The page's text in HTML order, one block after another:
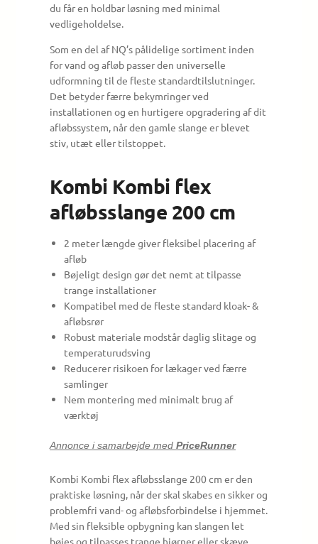
du får en holdbar løsning med minimal
vedligeholdelse.
Som en del af NQ’s pålidelige sortiment inden
for vand og afløb passer den universelle
udformning til de fleste standardtilslutninger.
Det betyder færre bekymringer ved
installationen og en hurtigere opgradering af dit
afløbssystem, når den gamle slange er blevet
stiv, utæt eller tilstoppet.
Kombi Kombi flex
afløbsslange 200 cm
2 meter længde giver fleksibel placering af
afløb
Bøjeligt design gør det nemt at tilpasse
trange installationer
Kompatibel med de fleste standard kloak- &
afløbsrør
Robust materiale modstår daglig slitage og
temperaturudsving
Reducerer risikoen for lækager ved færre
samlinger
Nem montering med minimalt brug af
værktøj
Annonce i samarbejde med PriceRunner
Kombi Kombi flex afløbsslange 200 cm er den
praktiske løsning, når der skal skabes en sikker og
problemfri vand- og afløbsforbindelse i hjemmet.
Med sin fleksible opbygning kan slangen let
bøjes og tilpasses trange hjørner eller skæve